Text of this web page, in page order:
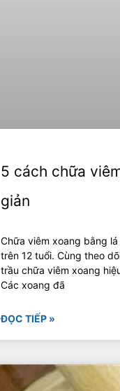
5 cách chữa
giản
Chữa viêm xoang bằng
trên 12 tuổi. Cùng theo
trầu chữa viêm xoang
Các xoang đã
ĐỌC TIẾP »